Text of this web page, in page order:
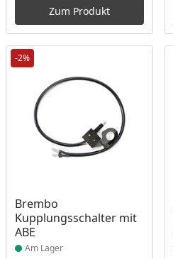
Zum Produkt
-2%
Brembo
Kupplungsschalter mit
ABE
Produkt am Lager
Am Lager